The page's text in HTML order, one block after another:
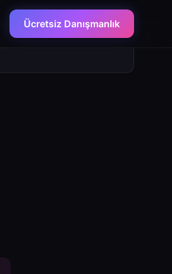
Ücretsiz Danışmanlık